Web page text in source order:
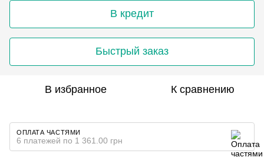
В кредит
Быстрый заказ
В избранное К сравнению
ОПЛАТА ЧАСТЯМИ
6 платежей по 1 361.00 грн